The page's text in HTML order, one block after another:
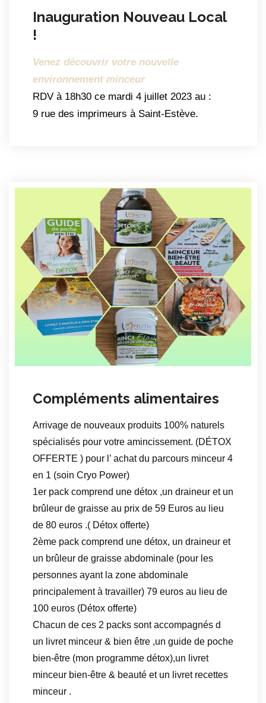
Inauguration Nouveau Local
!
Venez découvrir votre nouvelle
environnement minceur
RDV à 18h30 ce mardi 4 juillet 2023 au :
9 rue des imprimeurs à Saint-Estève.
Compléments alimentaires
Arrivage de nouveaux produits 100% naturels
spécialisés pour votre amincissement. (DÉTOX
OFFERTE ) pour l’ achat du parcours minceur 4
en 1 (soin Cryo Power)
1er pack comprend une détox ,un draineur et un
brûleur de graisse au prix de 59 Euros au lieu
de 80 euros .( Détox offerte)
2ème pack comprend une détox, un draineur et
un brûleur de graisse abdominale (pour les
personnes ayant la zone abdominale
principalement à travailler) 79 euros au lieu de
100 euros (Détox offerte)
Chacun de ces 2 packs sont accompagnés d
un livret minceur & bien être ,un guide de poche
bien-être (mon programme détox),un livret
minceur bien-être & beauté et un livret recettes
minceur .